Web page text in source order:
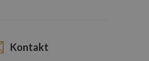
Kontakt